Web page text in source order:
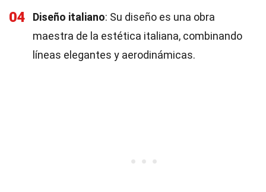
04 Diseño italiano: Su diseño es una obra
maestra de la estética italiana, combinando
líneas elegantes y aerodinámicas.